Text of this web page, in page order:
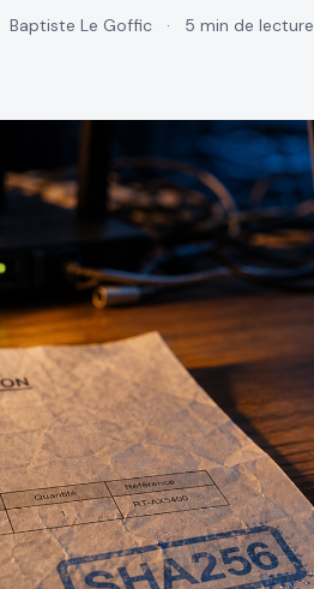
Baptiste Le Goffic · 5 min de lecture